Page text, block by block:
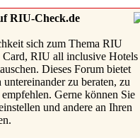
RIU-Check.de
sich zum Thema RIU
RIU all inclusive Hotels
Dieses Forum bietet
zu beraten, zu
Gerne können Sie
und andere an Ihren